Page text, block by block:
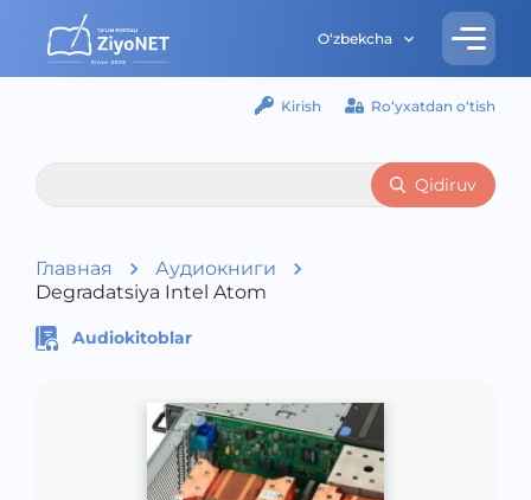
O‘zbekcha
Kirish Ro‘yxatdan o‘tish
Qidiruv
Главная
Аудиокниги
Degradatsiya Intel Atom
Audiokitoblar